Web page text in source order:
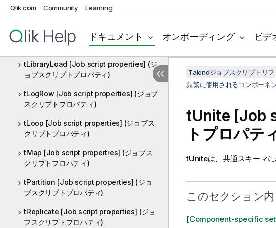
Qlik.com Community Learning
ドキュメント オンボーディング ビデ
tKafkaInputAvro [Job script properties]
(ジョブスクリプトプロパティ)
tKafkaOutput [Job script properties]
(ジョブスクリプトプロパティ)
tLibraryLoad [Job script properties] (ジ
ョブスクリプトプロパティ)
tLogRow [Job script properties] (ジョブ
スクリプトプロパティ)
tLoop [Job script properties] (ジョブス
クリプトプロパティ)
tMap [Job script properties] (ジョブス
クリプトプロパティ)
tPartition [Job script properties] (ジョ
ブスクリプトプロパティ)
tReplicate [Job script properties] (ジョ
ブスクリプトプロパティ)
Talendジョブスクリプトリ
頻繁に使用されるコンポーネ
tUnite [Job
トプロパテ
tUniteは、共通スキーマ
このセクション内
[Component-specific